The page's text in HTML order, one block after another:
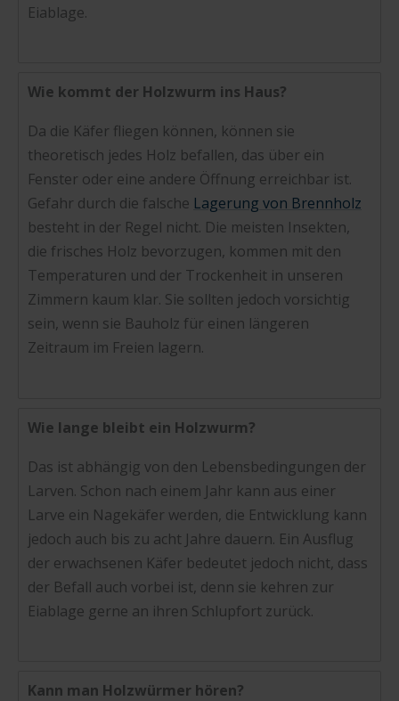
Eiablage.
Wie kommt der Holzwurm ins Haus?
Da die Käfer fliegen können, können sie
theoretisch jedes Holz befallen, das über ein
Fenster oder eine andere Öffnung erreichbar ist.
Gefahr durch die falsche Lagerung von Brennholz
besteht in der Regel nicht. Die meisten Insekten,
die frisches Holz bevorzugen, kommen mit den
Temperaturen und der Trockenheit in unseren
Zimmern kaum klar. Sie sollten jedoch vorsichtig
sein, wenn sie Bauholz für einen längeren
Zeitraum im Freien lagern.
Wie lange bleibt ein Holzwurm?
Das ist abhängig von den Lebensbedingungen der
Larven. Schon nach einem Jahr kann aus einer
Larve ein Nagekäfer werden, die Entwicklung kann
jedoch auch bis zu acht Jahre dauern. Ein Ausflug
der erwachsenen Käfer bedeutet jedoch nicht, dass
der Befall auch vorbei ist, denn sie kehren zur
Eiablage gerne an ihren Schlupfort zurück.
Kann man Holzwürmer hören?